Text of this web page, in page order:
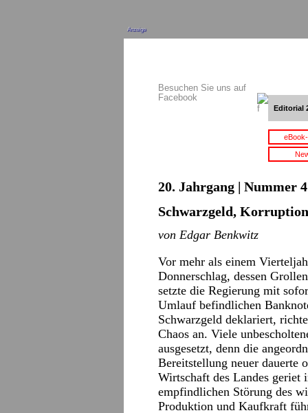
Anzeige
Besuchen Sie uns auf
Facebook
Editorial
20. Jahrgang | Nummer
Schwarzgeld,
von Edgar Benkwitz
Vor mehr als einem
Donnerschlag, dessen
setzte die Regierung mit
Umlauf befindlichen
Schwarzgeld deklariert,
Chaos an. Viele
ausgesetzt, denn die
Bereitstellung neuer dauerte
Wirtschaft des Landes geriet
empfindlichen Störung des
Produktion und Kaufkraft